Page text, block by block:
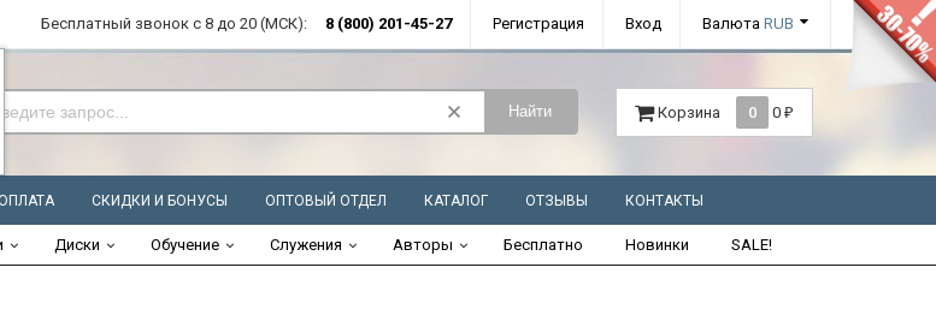
Бесплатный звонок с 8 до 20 (МСК): 8 (800) 201-45-27 Регистрация Вход Валюта RUB
Найти Корзина 0 0 ₽
ОПЛАТА СКИДКИ И БОНУСЫ ОПТОВЫЙ ОТДЕЛ КАТАЛОГ ОТЗЫВЫ КОНТАКТЫ
Диски Обучение Служения Авторы Бесплатно Новинки SALE!